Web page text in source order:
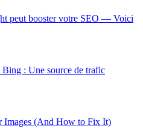
peut booster votre SEO — Voici
Bing : Une source de trafic
Images (And How to Fix It)